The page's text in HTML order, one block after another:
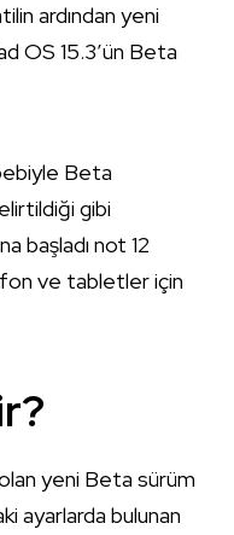
ardından yeni
OS 15.3’ün Beta
Beta
gibi
başladı not 12
ve tabletler için
yeni Beta sürüm
ayarlarda bulunan